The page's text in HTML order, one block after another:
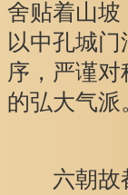
舍贴着山坡
以中孔城
序，严谨
的弘大气派
六朝故都